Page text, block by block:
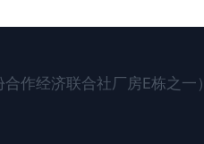
作经济联合社厂房E栋之一）